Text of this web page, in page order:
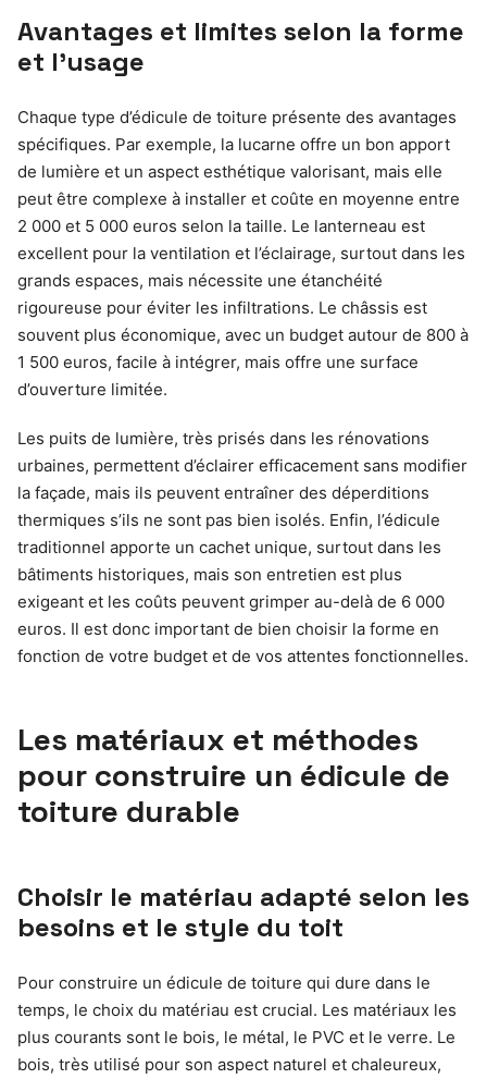
Avantages et limites selon la forme
et l’usage
Chaque type d’édicule de toiture présente des avantages
spécifiques. Par exemple, la lucarne offre un bon apport
de lumière et un aspect esthétique valorisant, mais elle
peut être complexe à installer et coûte en moyenne entre
2 000 et 5 000 euros selon la taille. Le lanterneau est
excellent pour la ventilation et l’éclairage, surtout dans les
grands espaces, mais nécessite une étanchéité
rigoureuse pour éviter les infiltrations. Le châssis est
souvent plus économique, avec un budget autour de 800 à
1 500 euros, facile à intégrer, mais offre une surface
d’ouverture limitée.
Les puits de lumière, très prisés dans les rénovations
urbaines, permettent d’éclairer efficacement sans modifier
la façade, mais ils peuvent entraîner des déperditions
thermiques s’ils ne sont pas bien isolés. Enfin, l’édicule
traditionnel apporte un cachet unique, surtout dans les
bâtiments historiques, mais son entretien est plus
exigeant et les coûts peuvent grimper au-delà de 6 000
euros. Il est donc important de bien choisir la forme en
fonction de votre budget et de vos attentes fonctionnelles.
Les matériaux et méthodes
pour construire un édicule de
toiture durable
Choisir le matériau adapté selon les
besoins et le style du toit
Pour construire un édicule de toiture qui dure dans le
temps, le choix du matériau est crucial. Les matériaux les
plus courants sont le bois, le métal, le PVC et le verre. Le
bois, très utilisé pour son aspect naturel et chaleureux,